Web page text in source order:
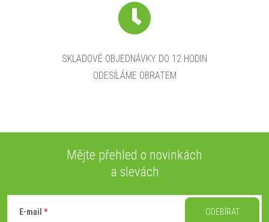
SKLADOVÉ OBJEDNÁVKY DO 12 HODIN
ODESÍLÁME OBRATEM
Mějte přehled o novinkách
a slevách
E-mail ODEBÍRAT